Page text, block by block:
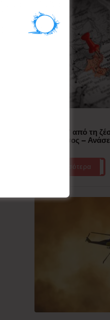
“Έλιωσε” από τη
Χερσόνησος –
Περισσότερα